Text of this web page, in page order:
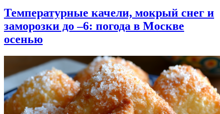
Температурные качели, мокрый снег и
заморозки до –6: погода в Москве
осенью